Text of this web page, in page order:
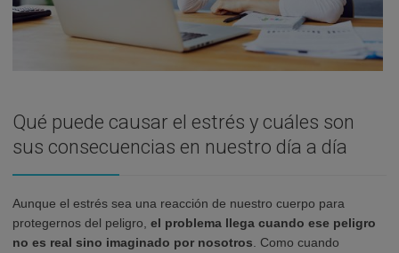
Qué puede causar el estrés y cuáles son
sus consecuencias en nuestro día a día
Aunque el estrés sea una reacción de nuestro cuerpo para
protegernos del peligro, el problema llega cuando ese peligro
no es real sino imaginado por nosotros . Como cuando